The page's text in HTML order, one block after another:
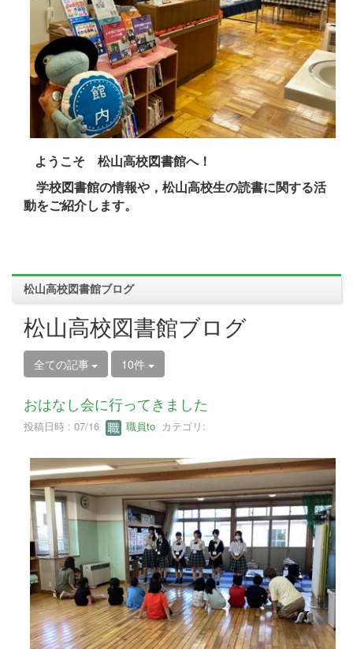
ようこそ 松山高校図書館へ！
学校図書館の情報や，松山高校生の読書に関する活
動をご紹介します。
松山高校図書館ブログ
松山高校図書館ブログ
全ての記事 10件
おはなし会に行ってきました
投稿日時 : 07/16 職員to カテゴリ: